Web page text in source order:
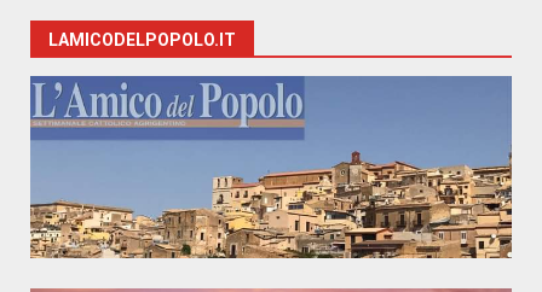
LAMICODELPOPOLO.IT